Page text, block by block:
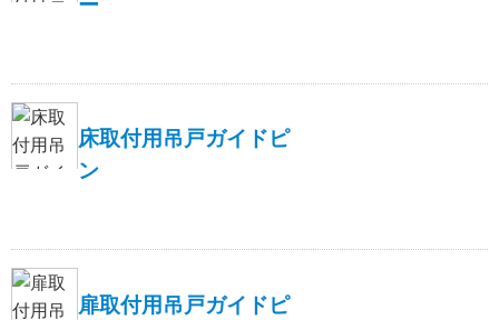
床取付用吊戸ガイドピ
ン
扉取付用吊戸ガイドピ